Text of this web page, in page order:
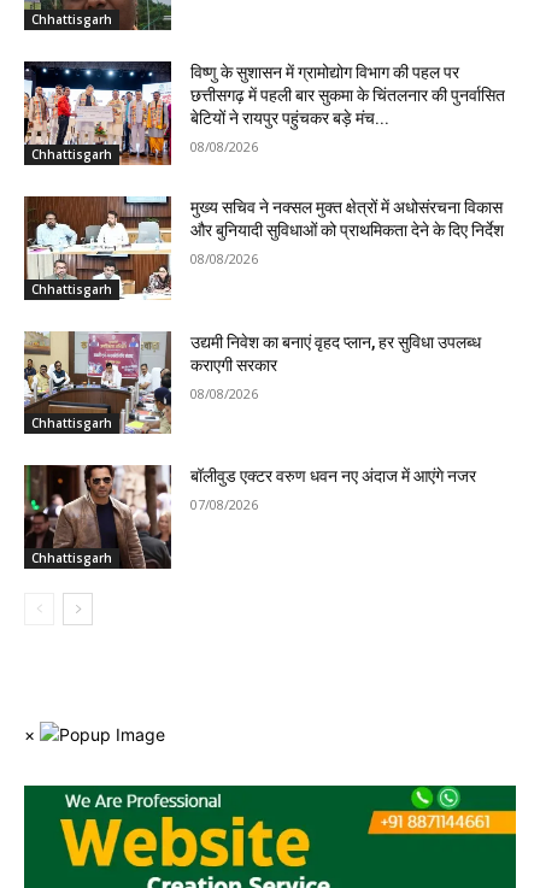
Chhattisgarh
Chhattisgarh
विष्णु के सुशासन में ग्रामोद्योग विभाग की पहल पर
छत्तीसगढ़ में पहली बार सुकमा के चिंतलनार की पुनर्वासित
बेटियों ने रायपुर पहुंचकर बड़े मंच...
08/08/2026
Chhattisgarh
मुख्य सचिव ने नक्सल मुक्त क्षेत्रों में अधोसंरचना विकास
और बुनियादी सुविधाओं को प्राथमिकता देने के दिए निर्देश
08/08/2026
Chhattisgarh
उद्यमी निवेश का बनाएं वृहद प्लान, हर सुविधा उपलब्ध
कराएगी सरकार
08/08/2026
Chhattisgarh
बॉलीवुड एक्टर वरुण धवन नए अंदाज में आएंगे नजर
07/08/2026
×